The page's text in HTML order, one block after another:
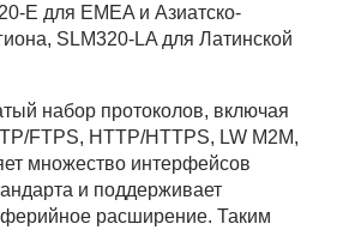
E для EMEA и Азиатско-
SLM320-LA для Латинской
набор протоколов, включая
FTPS, HTTP/HTTPS, LW M2M,
множество интерфейсов
и поддерживает
расширение. Таким